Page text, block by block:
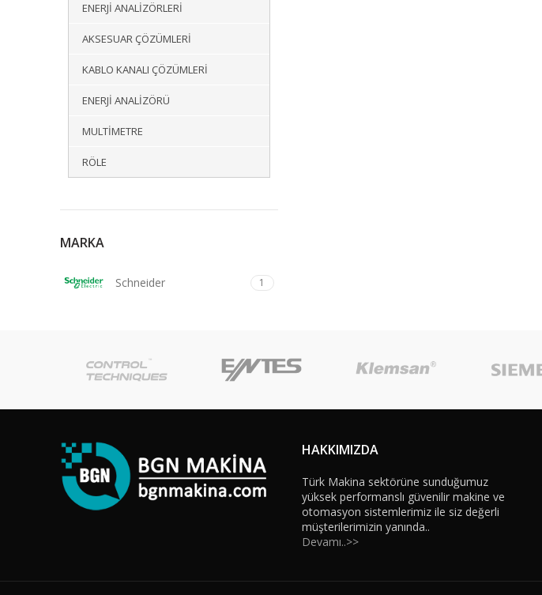
ENERJI ANALIZÖRLERI
AKSESUAR ÇÖZÜMLERI
KABLO KANALI ÇÖZÜMLERI
ENERJI ANALIZÖRÜ
MULTIMETRE
RÖLE
MARKA
Schneider 1
HAKKIMIZDA
Türk Makina sektörüne sunduğumuz
yüksek performanslı güvenilir makine ve
otomasyon sistemlerimiz ile siz değerli
müşterilerimizin yanında..
Devamı..>>